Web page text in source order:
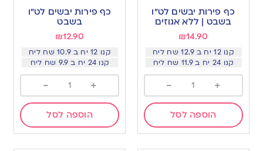
to
wishlist
כף פירות יבשים לט”ו
בשבט | ללא אגוזים
₪14.90
קנו 12 יח ב 12.9 שח ליח
קנו 24 יח ב 11.9 שח ליח
+
-
הוספה לסל
wishlist
כף פירות יבשים לט”ו
בשבט
₪12.90
קנו 12 יח ב 10.9 שח ליח
קנו 24 יח ב 9.9 שח ליח
+
-
הוספה לסל